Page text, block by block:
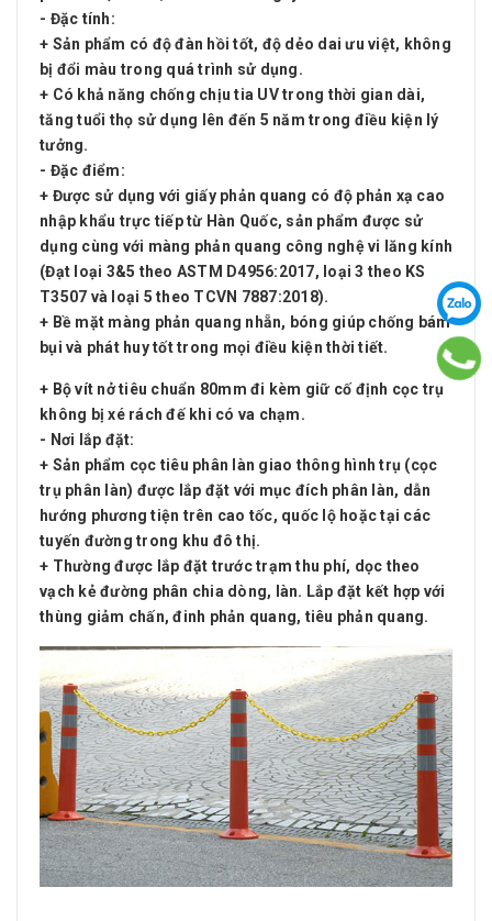
- Đặc tính:
+ Sản phẩm có độ đàn hồi tốt, độ dẻo dai ưu việt, không
bị đổi màu trong quá trình sử dụng.
+ Có khả năng chống chịu tia UV trong thời gian dài,
tăng tuổi thọ sử dụng lên đến 5 năm trong điều kiện lý
tưởng.
- Đặc điểm:
+ Được sử dụng với giấy phản quang có độ phản xạ cao
nhập khẩu trực tiếp từ Hàn Quốc, sản phẩm được sử
dụng cùng với màng phản quang công nghệ vi lăng kính
(Đạt loại 3&5 theo ASTM D4956:2017, loại 3 theo KS
T3507 và loại 5 theo TCVN 7887:2018).
+ Bề mặt màng phản quang nhẵn, bóng giúp chống bám
bụi và phát huy tốt trong mọi điều kiện thời tiết.
+ Bộ vít nở tiêu chuẩn 80mm đi kèm giữ cố định cọc trụ
không bị xé rách đế khi có va chạm.
- Nơi lắp đặt:
+ Sản phẩm cọc tiêu phân làn giao thông hình trụ (cọc
trụ phân làn) được lắp đặt với mục đích phân làn, dẫn
hướng phương tiện trên cao tốc, quốc lộ hoặc tại các
tuyến đường trong khu đô thị.
+ Thường được lắp đặt trước trạm thu phí, dọc theo
vạch kẻ đường phân chia dòng, làn. Lắp đặt kết hợp với
thùng giảm chấn, đinh phản quang, tiêu phản quang.